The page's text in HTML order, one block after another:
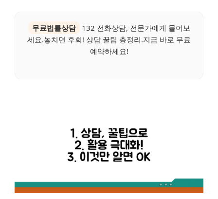
무료법률상담
132 전화상담, 전문가에게 물어보
세요.놓치면 후회! 상담 꿀팁 총정리.지금 바로 무료
예약하세요!